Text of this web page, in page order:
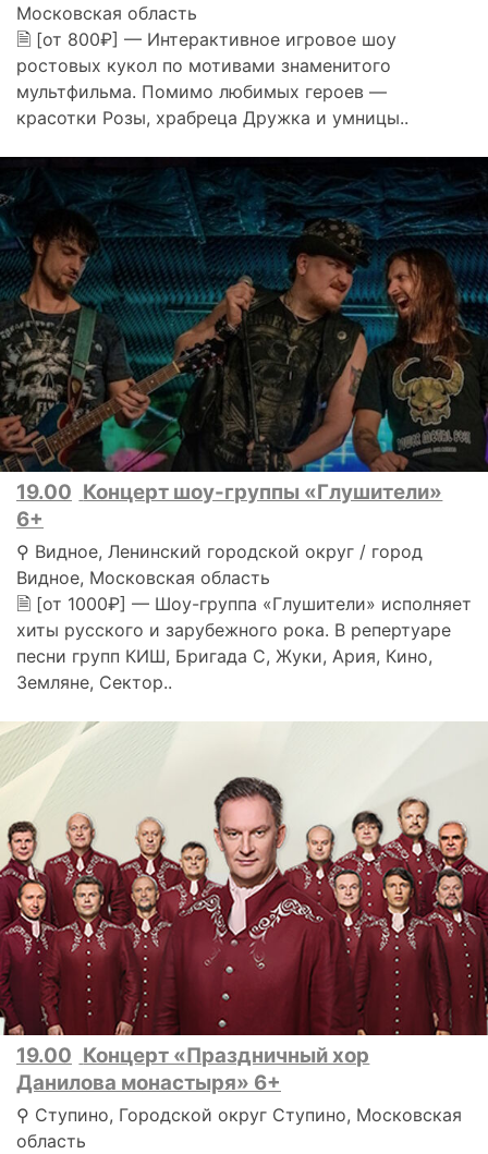
Московская область
🗎 [от 800₽] — Интерактивное игровое шоу
ростовых кукол по мотивами знаменитого
мультфильма. Помимо любимых героев —
красотки Розы, храбреца Дружка и умницы..
19.00 Концерт шоу-группы «Глушители»
6+
⚲ Видное, Ленинский городской округ / город
Видное, Московская область
🗎 [от 1000₽] — Шоу-группа «Глушители» исполняет
хиты русского и зарубежного рока. В репертуаре
песни групп КИШ, Бригада С, Жуки, Ария, Кино,
Земляне, Сектор..
19.00 Концерт «Праздничный хор
Данилова монастыря» 6+
⚲ Ступино, Городской округ Ступино, Московская
область